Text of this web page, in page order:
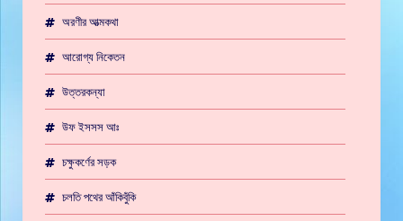
অরণীর আত্মকথা
আরোগ্য নিকেতন
উত্তরকন্যা
উফ ইসসস আঃ
চক্ষুকর্ণের সড়ক
চলতি পথের আঁকিবুঁকি